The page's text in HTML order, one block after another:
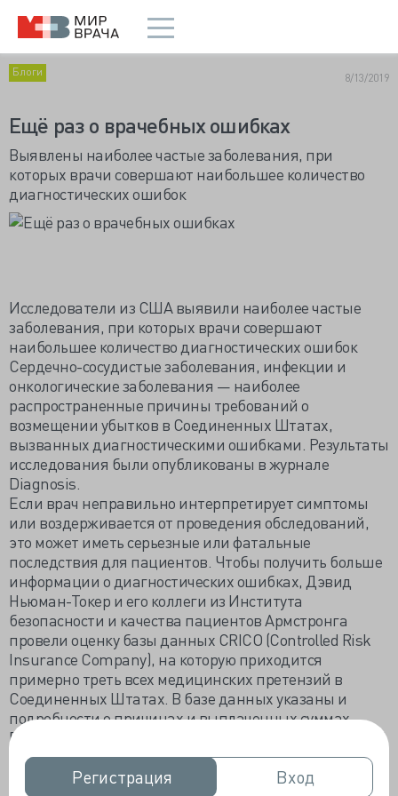
Регистрация
Регистрация Вход
Вход
Блоги 8/13/2019
Ещё раз о врачебных ошибках
Выявлены наиболее частые заболевания, при
которых врачи совершают наибольшее количество
диагностических ошибок
Исследователи из США выявили наиболее частые
заболевания, при которых врачи совершают
наибольшее количество диагностических ошибок
Сердечно-сосудистые заболевания, инфекции и
онкологические заболевания — наиболее
распространенные причины требований о
возмещении убытков в Соединенных Штатах,
вызванных диагностическими ошибками. Результаты
исследования были опубликованы в журнале
Diagnosis.
Если врач неправильно интерпретирует симптомы
или воздерживается от проведения обследований,
это может иметь серьезные или фатальные
последствия для пациентов. Чтобы получить больше
информации о диагностических ошибках, Дэвид
Ньюман-Токер и его коллеги из Института
безопасности и качества пациентов Армстронга
провели оценку базы данных CRICO (Controlled Risk
Insurance Company), на которую приходится
примерно треть всех медицинских претензий в
Соединенных Штатах. В базе данных указаны и
подробности о причинах и выплаченных суммах.
В период с 2006 по 2015 год было зарегистрировано 55
377 случаев, из которых 11 592 были связаны с
диагностическими ошибками. Из них 7 379 были